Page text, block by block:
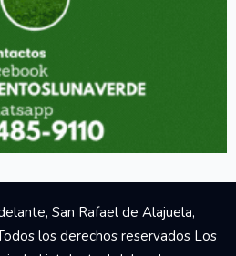
San Rafael de Alajuela,
los derechos reservados Los